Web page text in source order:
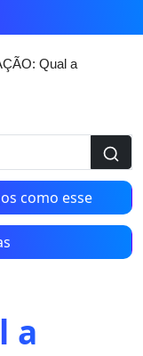
Qual a
como esse
a